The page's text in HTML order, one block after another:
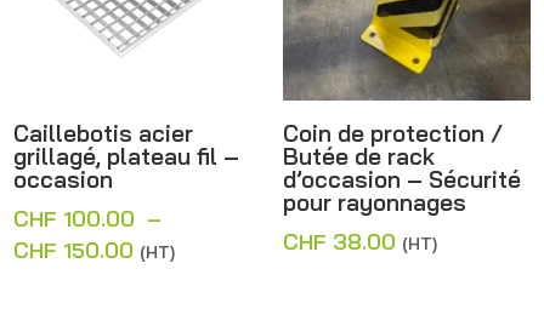
Caillebotis acier
grillagé, plateau fil –
occasion
CHF 100.00 –
CHF 150.00 Plage
(HT)
Coin de protection /
Butée de rack
d’occasion – Sécurité
pour rayonnages
CHF 38.00 (HT)